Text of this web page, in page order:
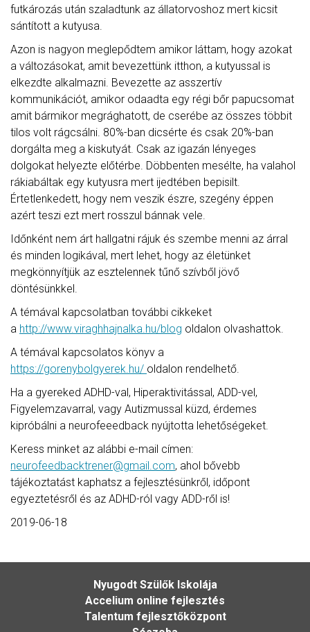
futkározás után szaladtunk az állatorvoshoz mert kicsit
sántított a kutyusa.
Azon is nagyon meglepődtem amikor láttam, hogy azokat
a változásokat, amit bevezettünk itthon, a kutyussal is
elkezdte alkalmazni. Bevezette az asszertív
kommunikációt, amikor odaadta egy régi bőr papucsomat
amit bármikor megrághatott, de cserébe az összes többit
tilos volt rágcsálni. 80%-ban dicsérte és csak 20%-ban
dorgálta meg a kiskutyát. Csak az igazán lényeges
dolgokat helyezte előtérbe. Döbbenten mesélte, ha valahol
rákiabáltak egy kutyusra mert ijedtében bepisilt.
Értetlenkedett, hogy nem veszik észre, szegény éppen
azért teszi ezt mert rosszul bánnak vele.
Időnként nem árt hallgatni rájuk és szembe menni az árral
és minden logikával, mert lehet, hogy az életünket
megkönnyítjük az esztelennek tűnő szívből jövő
döntésünkkel.
A témával kapcsolatban további cikkeket
a http://www.viraghhajnalka.hu/blog oldalon olvashattok.
A témával kapcsolatos könyv a
https://gorenybolgyerek.hu/ oldalon rendelhető.
Ha a gyereked ADHD-val, Hiperaktivitással, ADD-vel,
Figyelemzavarral, vagy Autizmussal küzd, érdemes
kipróbálni a neurofeeedback nyújtotta lehetőségeket.
Keress minket az alábbi e-mail címen:
neurofeedbacktrener@gmail.com, ahol bővebb
tájékoztatást kaphatsz a fejlesztésünkről, időpont
egyeztetésről és az ADHD-ról vagy ADD-ről is!
2019-06-18
Nyugodt Szülők Iskolája
Accelium online fejlesztés
Talentum fejlesztőközpont